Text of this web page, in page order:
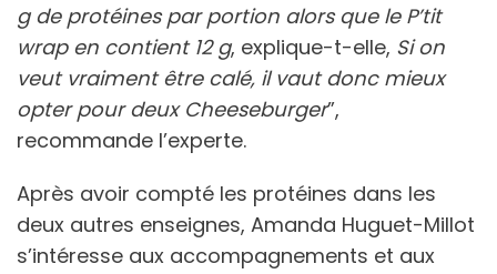
g de protéines par portion alors que le P’tit
wrap en contient 12 g, explique-t-elle, Si on
veut vraiment être calé, il vaut donc mieux
opter pour deux Cheeseburger”,
recommande l’experte.
Après avoir compté les protéines dans les
deux autres enseignes, Amanda Huguet-Millot
s’intéresse aux accompagnements et aux